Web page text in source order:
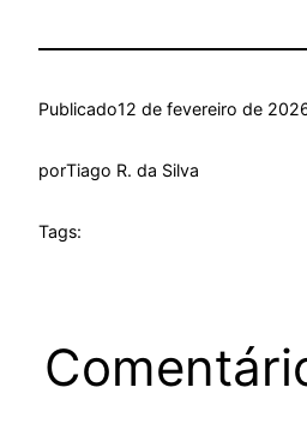
Publicado12 de fevereiro de
porTiago R. da Silva
Tags: